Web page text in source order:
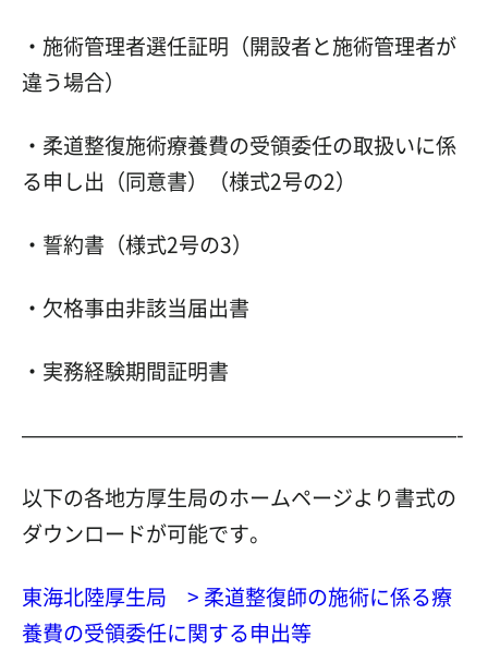
・施術管理者選任証明（開設者と施術管理者が
違う場合）
・柔道整復施術療養費の受領委任の取扱いに係
る申し出（同意書）（様式2号の2）
・誓約書（様式2号の3）
・欠格事由非該当届出書
・実務経験期間証明書
—————————————————————-
以下の各地方厚生局のホームページより書式の
ダウンロードが可能です。
東海北陸厚生局 > 柔道整復師の施術に係る療
養費の受領委任に関する申出等